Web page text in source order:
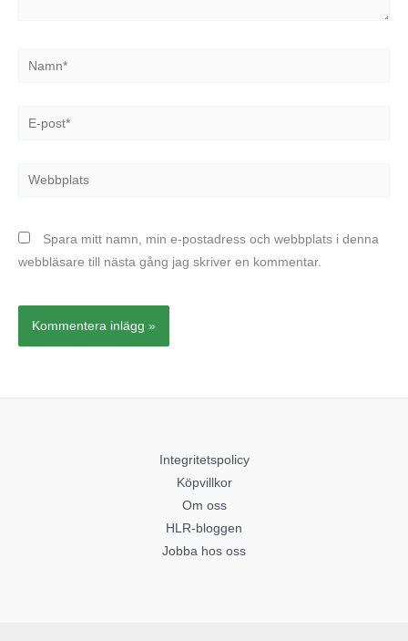
Namn*
E-
Webbplats
Spara mitt namn, min e-postadress och webbplats i denna
webbläsare till nästa gång jag skriver en kommentar.
Integritetspolicy
Köpvillkor
Om oss
HLR-bloggen
Jobba hos oss